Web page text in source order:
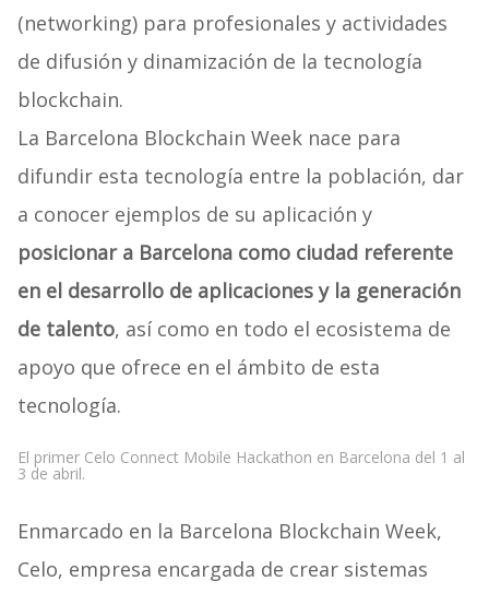
(networking) para profesionales y actividades
de difusión y dinamización de la tecnología
blockchain.
La Barcelona Blockchain Week nace para
difundir esta tecnología entre la población, dar
a conocer ejemplos de su aplicación y
posicionar a Barcelona como ciudad referente
en el desarrollo de aplicaciones y la generación
de talento, así como en todo el ecosistema de
apoyo que ofrece en el ámbito de esta
tecnología.
El primer Celo Connect Mobile Hackathon en Barcelona del 1 al
3 de abril.
Enmarcado en la Barcelona Blockchain Week,
Celo, empresa encargada de crear sistemas